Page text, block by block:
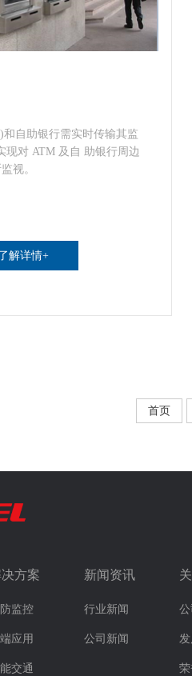
自助银行需实时传输其监
现对 ATM 及自 助银行周边
视。
解详情+
首页
方案
监控
应用
交通
新闻资讯
行业新闻
公司新闻